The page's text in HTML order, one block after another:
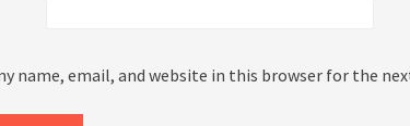
name, email, and website in this browser for the